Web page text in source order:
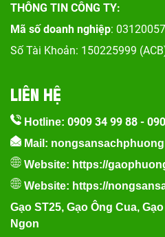
THÔNG TIN CÔNG TY:
Mã số doanh nghiệp:
Số Tài Khoản: 150225999
LIÊN HỆ
Hotline: 0909 34 99 88 -
Mail:
Website: https://
Website: https://
Gạo ST25, Gạo Ông Cua,
Ngon